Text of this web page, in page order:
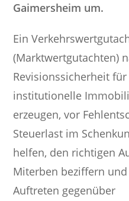
Gaimersheim um.
Ein
(Marktwertgutachten)
Revisionssicherheit
institutionelle
erzeugen, vor
Steuerlast im
helfen, den richtigen
Miterben beziffern
Auftreten gegenüber